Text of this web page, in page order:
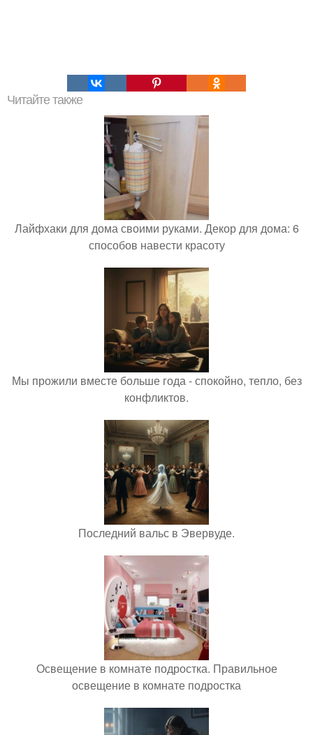
Читайте также
Лайфхаки для дома своими руками. Декор для дома: 6
способов навести красоту
Мы прожили вместе больше года - спокойно, тепло, без
конфликтов.
Последний вальс в Эвервуде.
Освещение в комнате подростка. Правильное
освещение в комнате подростка